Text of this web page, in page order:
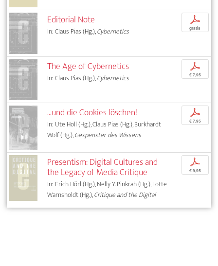
Editorial Note
In: Claus Pias (Hg.),Cybernetics
p
gratis
The Age of Cybernetics
In: Claus Pias (Hg.),Cybernetics
p
€ 7,95
...und die Cookies löschen!
In: Ute Holl (Hg.), Claus Pias (Hg.), Burkhardt
Wolf (Hg.),Gespenster des Wissens
p
€ 7,95
Presentism: Digital Cultures and
the Legacy of Media Critique
In: Erich Hörl (Hg.), Nelly Y. Pinkrah (Hg.), Lotte
Warnsholdt (Hg.),Critique and the Digital
p
€ 9,95